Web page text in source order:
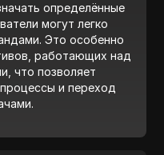
определённые
могут легко
Это особенно
работающих над
что позволяет
и переход